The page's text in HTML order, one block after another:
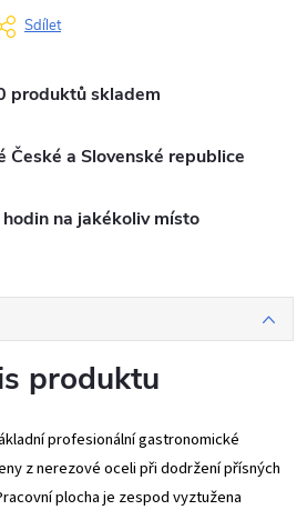
Sdílet
produktů skladem
České a Slovenské republice
na jakékoliv místo
produktu
profesionální gastronomické
z nerezové oceli při dodržení přísných
plocha je zespod vyztužena